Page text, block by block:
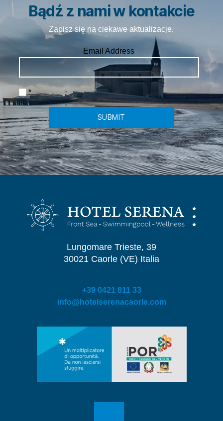
Bądź z nami w kontakcie
Zapisz się na ciekawe aktualizacje.
Email Address
*
SUBMIT
Lungomare Trieste, 39
30021 Caorle (VE) Italia
+39 0421 811 33
info@hotelserenacaorle.com